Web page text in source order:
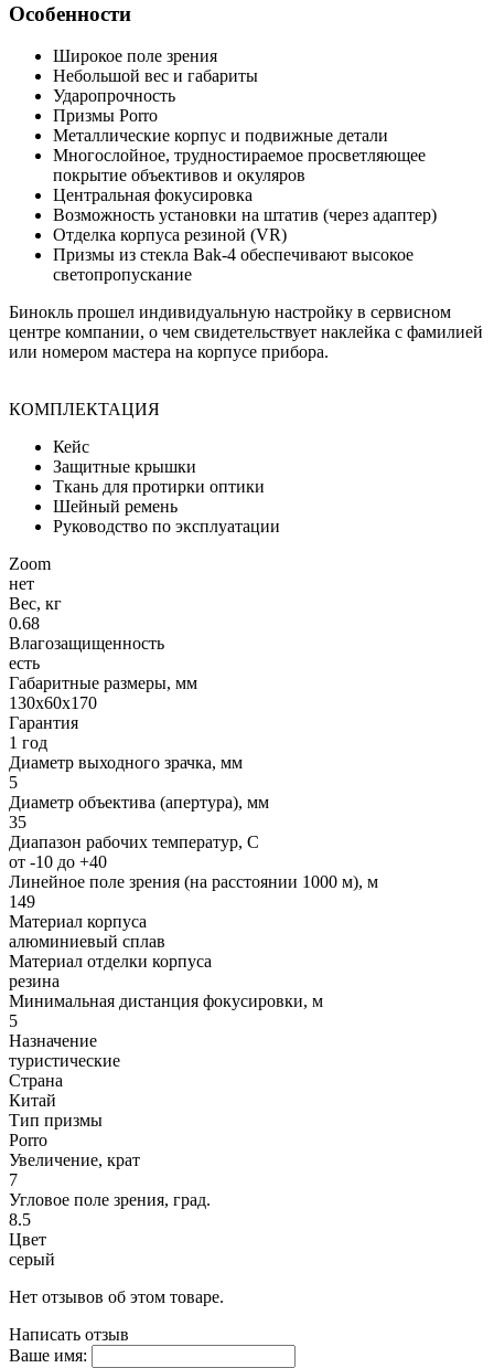
Особенности
Широкое поле зрения
Небольшой вес и габариты
Ударопрочность
Призмы Porro
Металлические корпус и подвижные детали
Многослойное, трудностираемое просветляющее
покрытие объективов и окуляров
Центральная фокусировка
Возможность установки на штатив (через адаптер)
Отделка корпуса резиной (VR)
Призмы из стекла Bak-4 обеспечивают высокое
светопропускание
Бинокль прошел индивидуальную настройку в сервисном
центре компании, о чем свидетельствует наклейка с фамилией
или номером мастера на корпусе прибора.
КОМПЛЕКТАЦИЯ
Кейс
Защитные крышки
Ткань для протирки оптики
Шейный ремень
Руководство по эксплуатации
Zoom
нет
Вес, кг
0.68
Влагозащищенность
есть
Габаритные размеры, мм
130x60x170
Гарантия
1 год
Диаметр выходного зрачка, мм
5
Диаметр объектива (апертура), мм
35
Диапазон рабочих температур, C
от -10 до +40
Линейное поле зрения (на расстоянии 1000 м), м
149
Материал корпуса
алюминиевый сплав
Материал отделки корпуса
резина
Минимальная дистанция фокусировки, м
5
Назначение
туристические
Страна
Китай
Тип призмы
Porro
Увеличение, крат
7
Угловое поле зрения, град.
8.5
Цвет
серый
Нет отзывов об этом товаре.
Написать отзыв
Ваше имя: